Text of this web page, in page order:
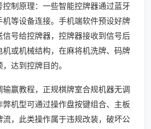
控制原理：一些智能控牌器通过蓝牙
机等设备连接。手机端软件预设好牌
信号给控牌器，控牌器接收到信号后
机或机械结构，在麻将机洗牌、码牌
达到控牌目的。
赢教程，正规棋牌室合规机器无调
机型可通过操作盘按键组合、主板
流，此类操作属于违规改装，破坏公